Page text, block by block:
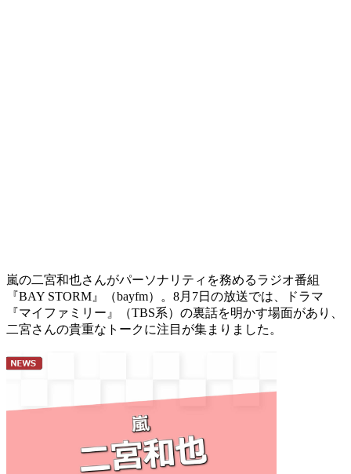
嵐の二宮和也さんがパーソナリティを務めるラジオ番組
『BAY STORM』（bayfm）。8月7日の放送では、ドラマ
『マイファミリー』（TBS系）の裏話を明かす場面があり、
二宮さんの貴重なトークに注目が集まりました。